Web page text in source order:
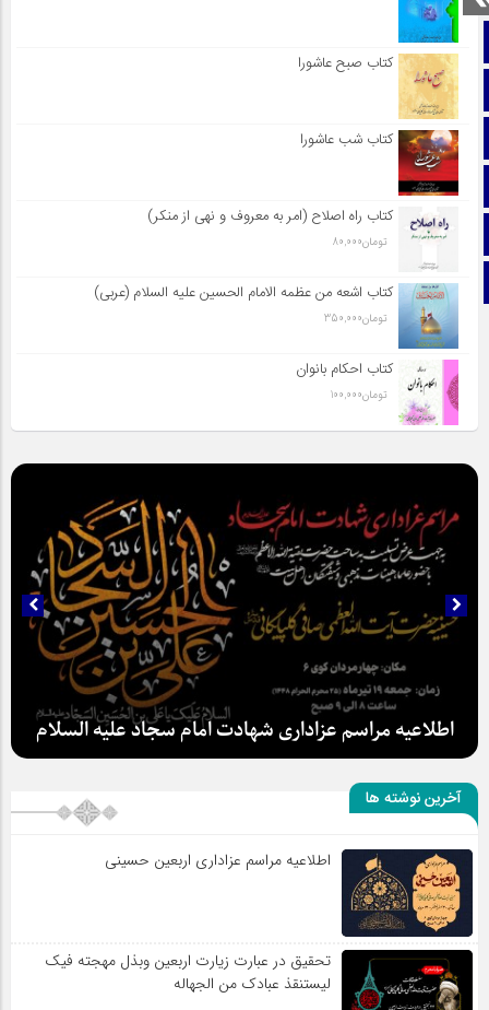
صفحه نخست
تماس با ما
آپارات
اینستاگرام
تلگرام
کتاب صبح عاشورا
کتاب شب عاشورا
کتاب راه اصلاح (امر به معروف و نهی از منکر)
تومان80,000
کتاب اشعه من عظمه الامام الحسین علیه السلام (عربی)
تومان350,000
کتاب احکام بانوان
تومان100,000
اطلاعیه مراسم عزاداری شهادت امام سجاد علیه السلام
سلطان عشق
آخرین نوشته ها
اطلاعیه مراسم عزاداری اربعین حسینی
تحقیق در عبارت زیارت اربعین وبذل مهجته فیک
لیستنقذ عبادک من الجهاله